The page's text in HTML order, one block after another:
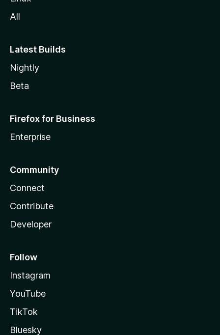
All
Latest Builds
Nightly
Beta
Firefox for Business
Enterprise
Community
Connect
Contribute
Developer
Follow
Instagram
YouTube
TikTok
Bluesky